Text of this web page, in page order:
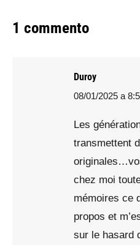
1 commento
Duroy
says:
08/01/2025 a
Les
transmettent
chez moi
mémoires ce
propos et
sur le hasard